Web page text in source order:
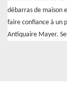
débarras de maison
faire confiance à un
Antiquaire Mayer.